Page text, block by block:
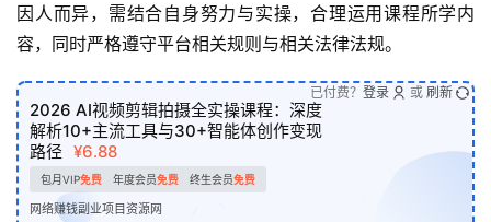
因人而异，需结合自身努力与实操，合理运用课程所学内
容，同时严格遵守平台相关规则与相关法律法规。
2026 AI视频剪辑拍摄全实操课程：深度
解析10+主流工具与30+智能体创作变现
路径 ¥6.88
包月VIP免费 年度会员免费 终生会员免费
网络赚钱副业项目资源网
已付费？ 登录 或 刷新